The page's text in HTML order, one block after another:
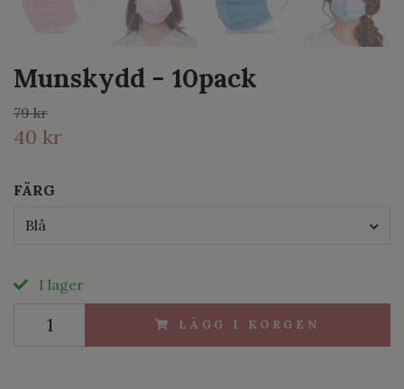
Munskydd - 10pack
79 kr
40 kr
FÄRG
Blå
I lager
LÄGG I KORGEN